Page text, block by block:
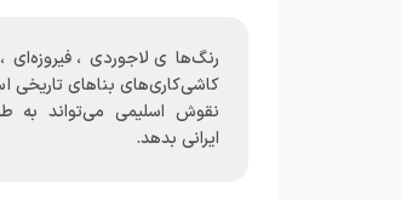
رنگ‌های لاجوردی،
کاشی‌کاری‌های بناهای تاریخی
نقوش اسلیمی می‌تواند به
ایرانی بدهد.